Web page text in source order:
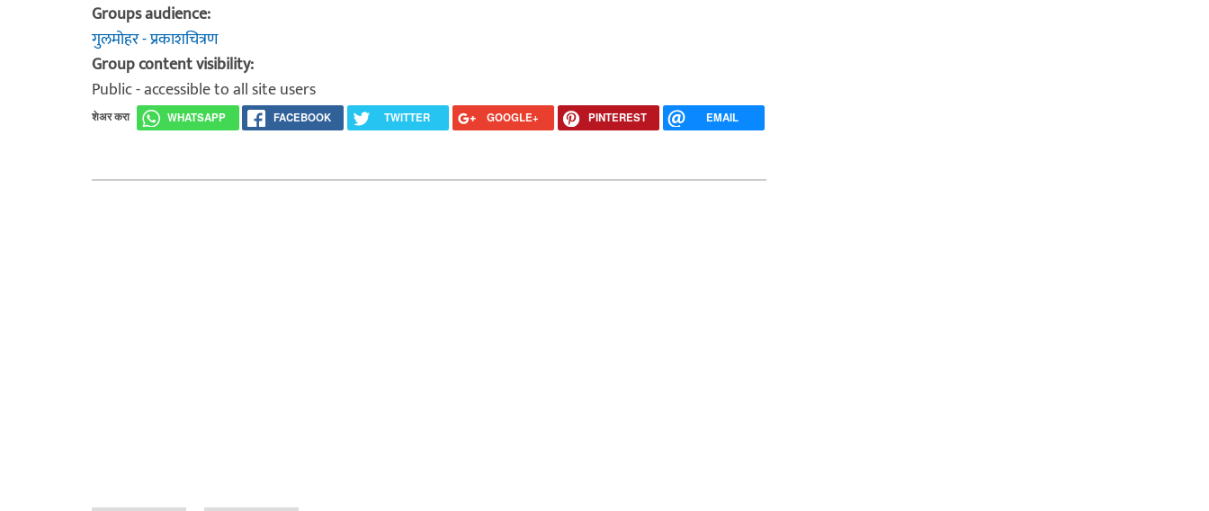
Groups audience:
गुलमोहर - प्रकाशचित्रण
Group content visibility:
Public - accessible to all site users
शेअर करा WHATSAPP FACEBOOK TWITTER GOOGLE+ PINTEREST EMAIL